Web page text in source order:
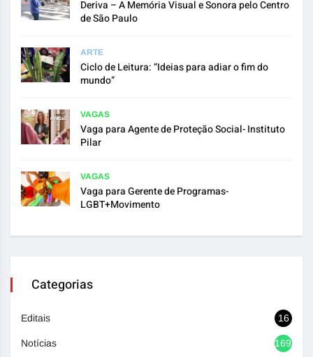
Deriva – A Memória Visual e Sonora pelo Centro
de São Paulo
ARTE
Ciclo de Leitura: “Ideias para adiar o fim do
mundo”
VAGAS
Vaga para Agente de Proteção Social- Instituto
Pilar
VAGAS
Vaga para Gerente de Programas-
LGBT+Movimento
Categorias
Editais 16
Notícias 1692